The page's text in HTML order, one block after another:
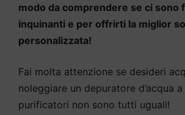
modo da comprendere se ci sono
inquinanti e per offrirti la miglior
personalizzata!
Fai molta attenzione se desideri
noleggiare un depuratore d’acqua
purificatori non sono tutti uguali!